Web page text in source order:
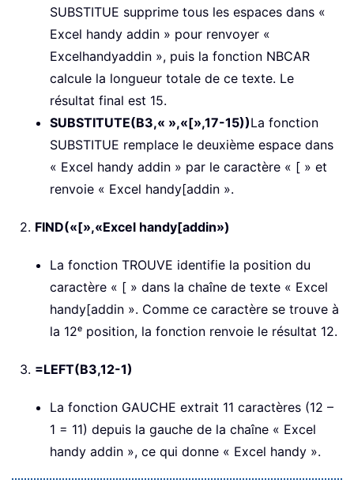
SUBSTITUE supprime tous les espaces dans «
Excel handy addin » pour renvoyer «
Excelhandyaddin », puis la fonction NBCAR
calcule la longueur totale de ce texte. Le
résultat final est 15.
SUBSTITUTE(B3,« »,«[»,17-15))La fonction
SUBSTITUE remplace le deuxième espace dans
« Excel handy addin » par le caractère « [ » et
renvoie « Excel handy[addin ».
2. FIND(«[»,«Excel handy[addin»)
La fonction TROUVE identifie la position du
caractère « [ » dans la chaîne de texte « Excel
handy[addin ». Comme ce caractère se trouve à
la 12ᵉ position, la fonction renvoie le résultat 12.
3. =LEFT(B3,12-1)
La fonction GAUCHE extrait 11 caractères (12 –
1 = 11) depuis la gauche de la chaîne « Excel
handy addin », ce qui donne « Excel handy ».